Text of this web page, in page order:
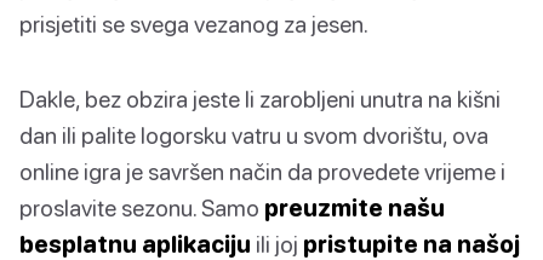
prisjetiti se svega vezanog za jesen.
Dakle, bez obzira jeste li zarobljeni unutra na kišni
dan ili palite logorsku vatru u svom dvorištu, ova
online igra je savršen način da provedete vrijeme i
proslavite sezonu. Samo preuzmite našu
besplatnu aplikaciju ili joj pristupite na našoj